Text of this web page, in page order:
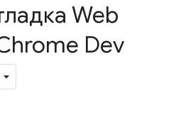
Web
Dev